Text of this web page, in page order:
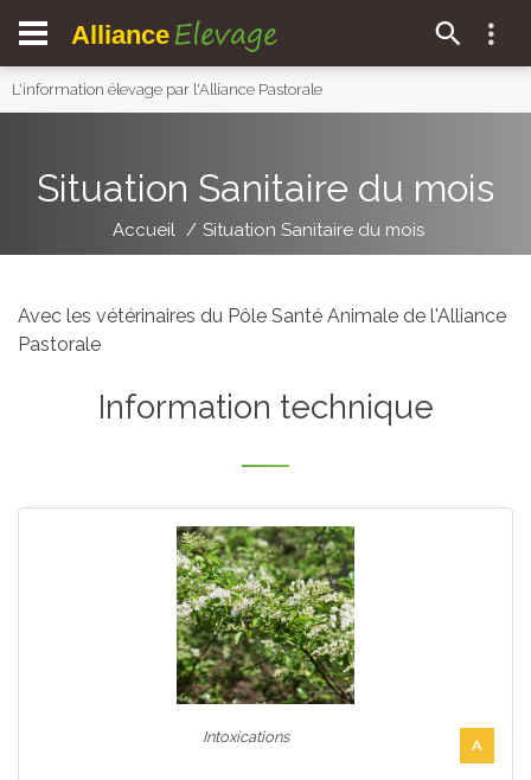
Alliance Elevage
L'information élevage par l'Alliance Pastorale
Situation Sanitaire du mois
Accueil Situation Sanitaire du mois
Avec les vétérinaires du Pôle Santé Animale de l'Alliance
Pastorale
Information technique
A
Intoxications